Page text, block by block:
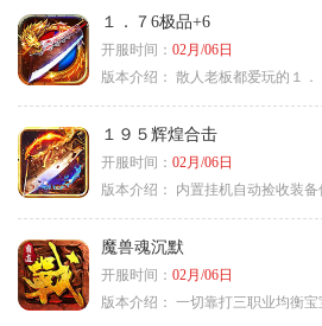
１．７6极品+6
开服时间： 02月/06日
版本介绍： 散人老板都爱玩的１．
１９５辉煌合击
开服时间： 02月/06日
版本介绍：
内置挂机自动捡收装
魔兽魂沉默
开服时间： 02月/06日
版本介绍： 一切靠打三职业均衡